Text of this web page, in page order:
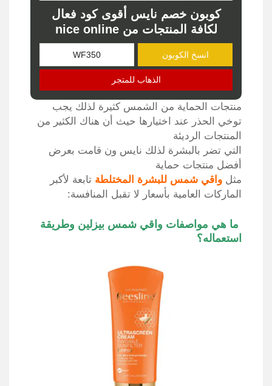
كوبون خصم نايس أقوى كود فعال
لكافة المنتجات من nice online
انسخ الكوبون
الذهاب للمتجر
منتجات الحماية من الشمس كثيرة لذلك يجب
توخي الحذر عند اختيارها حيث أن هناك الكثير من
المنتجات الرديئة
التي تضر بالبشرة لذلك نايس ون قامت بعرض
أفضل منتجات حماية
مثل واقي شمس للبشرة المختلطة تابعة لأكبر
الماركات العامية بأسعار لا تقبل المنافسة:
ما هي مواصفات واقي شمس بيزلين وطريقة
استعماله؟